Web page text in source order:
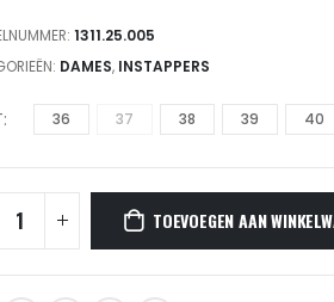
1311.25.005
DAMES, INSTAPPERS
36 37 38 39 40
TOEVOEGEN AAN